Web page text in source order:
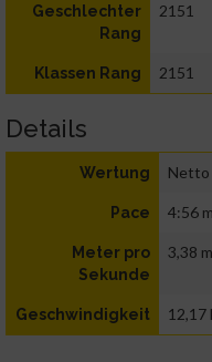
Geschlechter
Rang
2151
Klassen Rang 2151
Details
Wertung Netto
Pace 4:56
Meter pro
Sekunde
3,38
Geschwindigkeit 12,17